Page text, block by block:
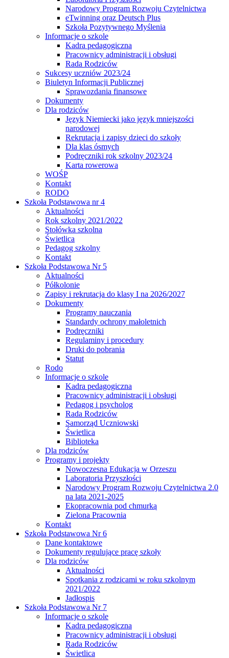
Narodowy Program Rozwoju Czytelnictwa
eTwinning oraz Deutsch Plus
Szkoła Pozytywnego Myślenia
Informacje o szkole
Kadra pedagogiczna
Pracownicy administracji i obsługi
Rada Rodziców
Sukcesy uczniów 2023/24
Biuletyn Informacji Publicznej
Sprawozdania finansowe
Dokumenty
Dla rodziców
Język Niemiecki jako język mniejszości
narodowej
Rekrutacja i zapisy dzieci do szkoły
Dla klas ósmych
Podręczniki rok szkolny 2023/24
Karta rowerowa
WOŚP
Kontakt
RODO
Szkoła Podstawowa nr 4
Aktualności
Rok szkolny 2021/2022
Stołówka szkolna
Świetlica
Pedagog szkolny
Kontakt
Szkoła Podstawowa Nr 5
Aktualności
Półkolonie
Zapisy i rekrutacja do klasy I na 2026/2027
Dokumenty
Programy nauczania
Standardy ochrony małoletnich
Podręczniki
Regulaminy i procedury
Druki do pobrania
Statut
Rodo
Informacje o szkole
Kadra pedagogiczna
Pracownicy administracji i obsługi
Pedagog i psycholog
Rada Rodziców
Samorząd Uczniowski
Świetlica
Biblioteka
Dla rodziców
Programy i projekty
Nowoczesna Edukacja w Orzeszu
Laboratoria Przyszłości
Narodowy Program Rozwoju Czytelnictwa 2.0
na lata 2021-2025
Ekopracownia pod chmurką
Zielona Pracownia
Kontakt
Szkoła Podstawowa Nr 6
Dane kontaktowe
Dokumenty regulujące pracę szkoły
Dla rodziców
Aktualności
Spotkania z rodzicami w roku szkolnym
2021/2022
Jadłospis
Szkoła Podstawowa Nr 7
Informacje o szkole
Kadra pedagogiczna
Pracownicy administracji i obsługi
Rada Rodziców
Świetlica